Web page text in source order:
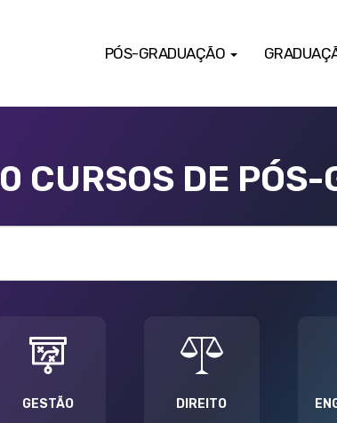
PÓS-GRADUAÇÃO
CURSOS DE PÓS-
GESTÃO DIREITO